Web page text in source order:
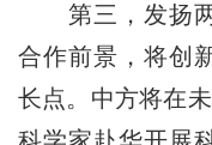
第三，发扬两
合作前景，将创
长点。中方将在